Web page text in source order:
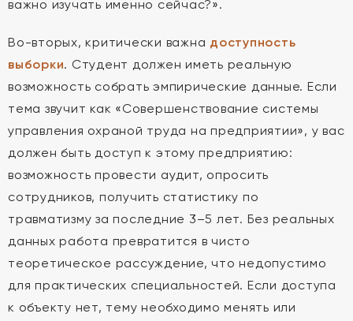
важно изучать именно сейчас?».
Во-вторых, критически важна доступность
выборки. Студент должен иметь реальную
возможность собрать эмпирические данные. Если
тема звучит как «Совершенствование системы
управления охраной труда на предприятии», у вас
должен быть доступ к этому предприятию:
возможность провести аудит, опросить
сотрудников, получить статистику по
травматизму за последние 3–5 лет. Без реальных
данных работа превратится в чисто
теоретическое рассуждение, что недопустимо
для практических специальностей. Если доступа
к объекту нет, тему необходимо менять или